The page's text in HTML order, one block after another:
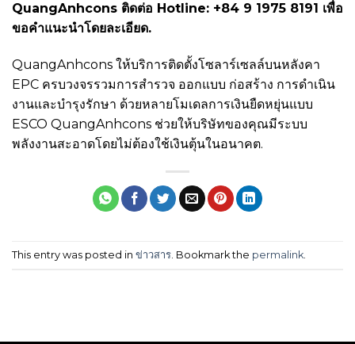
QuangAnhcons ติดต่อ Hotline: +84 9 1975 8191 เพื่อ
ขอคำแนะนำโดยละเอียด.
QuangAnhcons ให้บริการติดตั้งโซลาร์เซลล์บนหลังคา
EPC ครบวงจรรวมการสำรวจ ออกแบบ ก่อสร้าง การดำเนิน
งานและบำรุงรักษา ด้วยหลายโมเดลการเงินยืดหยุ่นแบบ
ESCO QuangAnhcons ช่วยให้บริษัทของคุณมีระบบ
พลังงานสะอาดโดยไม่ต้องใช้เงินตุ้นในอนาคต.
This entry was posted in ข่าวสาร . Bookmark the permalink